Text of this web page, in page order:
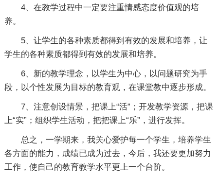
4、在教学过程中一定要注重情感态度价值观的培
养。
5、让学生的各种素质都得到有效的发展和培养，让
学生的各种素质都得到有效的发展和培养。
6、新的教学理念，以学生为中心，以问题研究为手
段，以个性发展为目标的教育观，在课堂教中逐步形成。
7、注意创设情景，把课上“活”；开发教学资源，把课
上“实”；组织学生活动，把把课上“乐”，进行发挥。
总之，一学期来，我关心爱护每一个学生，培养学生
各方面的能力，成绩已成为过去，今后，我还要更加努力
工作，使自己的教育教学水平更上一个台阶。